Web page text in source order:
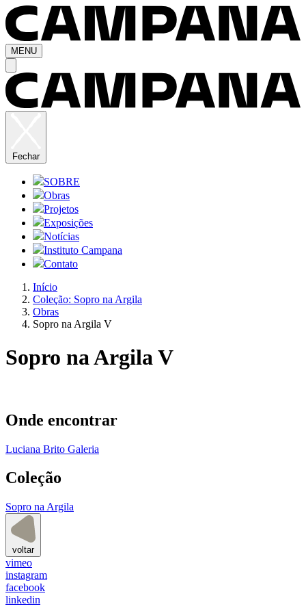
MENU
Fechar
SOBRE
Obras
Projetos
Exposições
Notícias
Instituto Campana
Contato
Início
Coleção: Sopro na Argila
Obras
Sopro na Argila V
Sopro na Argila V
Onde encontrar
Luciana Brito Galeria
Coleção
Sopro na Argila
voltar
vimeo
instagram
facebook
linkedin